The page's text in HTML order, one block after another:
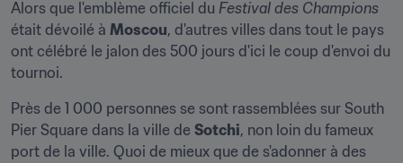
Alors que l'emblème officiel du Festival des Champions
était dévoilé à Moscou, d'autres villes dans tout le pays
ont célébré le jalon des 500 jours d'ici le coup d'envoi du
tournoi.
Près de 1 000 personnes se sont rassemblées sur South
Pier Square dans la ville de Sotchi, non loin du fameux
port de la ville. Quoi de mieux que de s'adonner à des